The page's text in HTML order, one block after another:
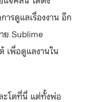
รดูแลเรื่องงาน อีก
ย Sublime
เพื่อดูแลงานใน
ะโตที่นี่ แต่ทั้งพ่อ